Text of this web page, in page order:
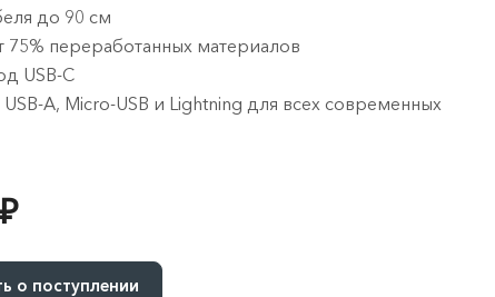
до 90 см
переработанных материалов
USB-C
A, Micro-USB и Lightning для всех современных
о поступлении